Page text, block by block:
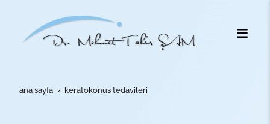
ana sayfa keratokonus tedavileri